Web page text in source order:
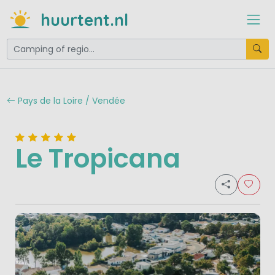
huurtent.nl
Pays de la Loire / Vendée
Le Tropicana